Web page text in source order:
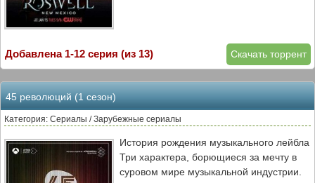
Скачать торрент
Добавлена 1-12 серия (из 13)
45 революций (1 сезон)
Категория: Сериалы / Зарубежные сериалы
История рождения музыкального лейбла
Три характера, борющиеся за мечту в
суровом мире музыкальной индустрии.